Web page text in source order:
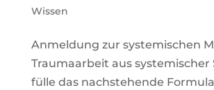
Wissen
Anmeldung zur systemischen
Traumaarbeit aus systemischer
fülle das nachstehende